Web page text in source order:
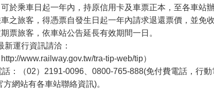
於乘車日起一年內，持原信用卡及車票正本，至各車站
之旅客，得憑票自發生日起一年內請求退還票價，並免收
票旅客，依車站公告延長有效期間一日。
運行資訊請洽：
www.railway.gov.tw/tra-tip-web/tip）
：（02）2191-0096、0800-765-888(免付費電話，行動
網站有各車站聯絡資訊)。